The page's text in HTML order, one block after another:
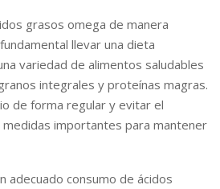
grasos omega de manera
llevar una dieta
variedad de alimentos saludables
integrales y proteínas magras.
de forma regular y evitar el
importantes para mantener
adecuado consumo de ácidos